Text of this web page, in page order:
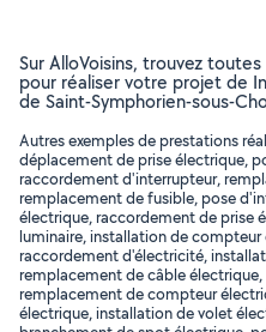
Sur AlloVoisins, trouvez
pour réaliser votre projet de
de Saint-Symphorien-sous-
Autres exemples de prestations
déplacement de prise électrique,
raccordement d'interrupteur,
remplacement de fusible, pose
électrique, raccordement de prise
luminaire, installation de
raccordement d'électricité,
remplacement de câble
remplacement de compteur
électrique, installation de volet